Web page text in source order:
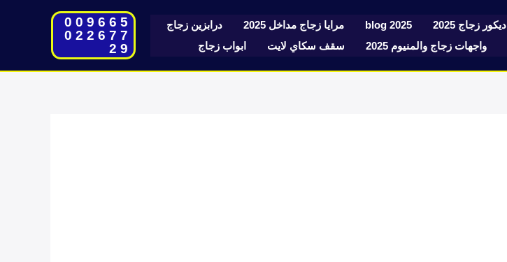
زجاج 2025 blog 2025 مرايا زجاج مداخل 2025
درابزين زجاج
واجهات زجاج والمنيوم 2025 سقف سكاي لايت ابواب زجاج
009665
022677
29